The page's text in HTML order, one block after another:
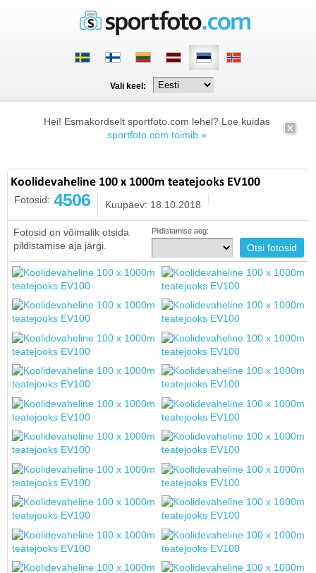
Vali keel:
Hei! Esmakordselt sportfoto.com lehel? Loe kuidas
sportfoto.com toimib »
Koolidevaheline 100 x 1000m teatejooks EV100
Fotosid: 4506 Kuupäev: 18.10.2018
Fotosid on võimalik otsida
pildistamise aja järgi.
Pildistamise aeg: